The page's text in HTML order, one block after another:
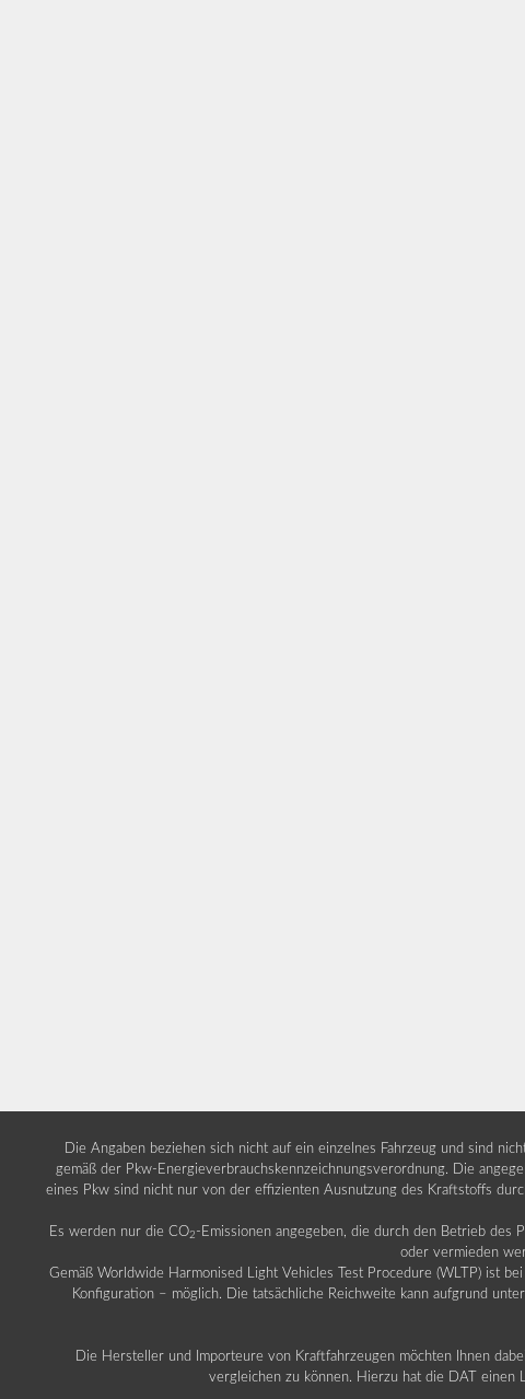
Die Angaben beziehen sich nicht auf ein einzelnes Fahrzeug und sind
gemäß der Pkw-Energieverbrauchskennzeichnungsverordnung. Die
eines Pkw sind nicht nur von der effizienten Ausnutzung des Kraftstoffs
Es werden nur die CO2 -Emissionen angegeben, die durch den Betrieb des
oder vermieden
Gemäß Worldwide Harmonised Light Vehicles Test Procedure (WLTP) ist
Konfiguration – möglich. Die tatsächliche Reichweite kann aufgrund
Die Hersteller und Importeure von Kraftfahrzeugen möchten Ihnen
vergleichen zu können. Hierzu hat die DAT einen